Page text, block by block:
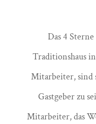
Das 4
Traditionshaus
Mitarbeiter, sind
Gastgeber zu
Mitarbeiter, das